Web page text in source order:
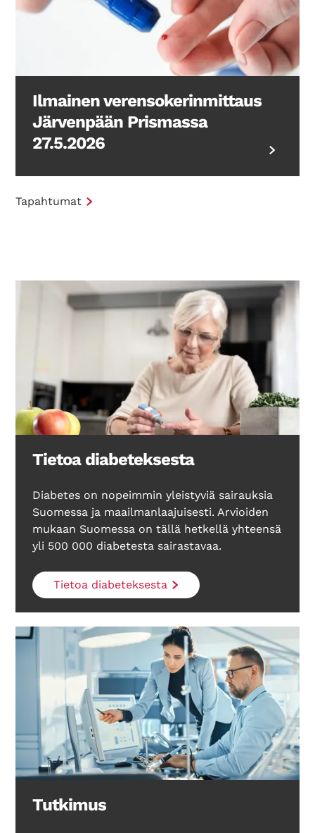
Ilmainen verensokerinmittaus
Järvenpään Prismassa
27.5.2026
Tapahtumat
Tietoa diabeteksesta
Diabetes on nopeimmin yleistyviä sairauksia
Suomessa ja maailmanlaajuisesti. Arvioiden
mukaan Suomessa on tällä hetkellä yhteensä
yli 500 000 diabetesta sairastavaa.
Tietoa diabeteksesta
Tutkimus